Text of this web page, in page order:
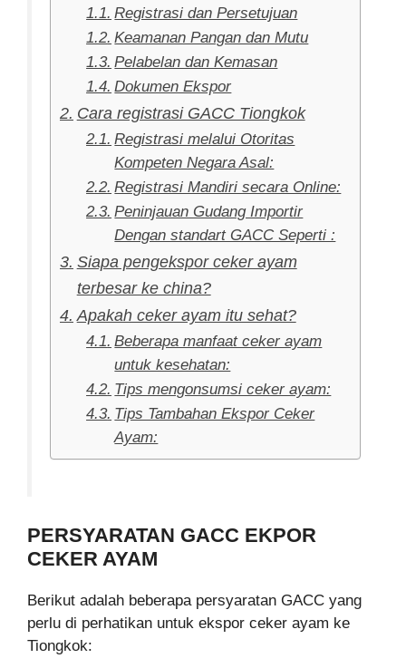
Registrasi dan Persetujuan
Keamanan Pangan dan Mutu
Pelabelan dan Kemasan
Dokumen Ekspor
Cara registrasi GACC Tiongkok
Registrasi melalui Otoritas
Kompeten Negara Asal:
Registrasi Mandiri secara Online:
Peninjauan Gudang Importir
Dengan standart GACC Seperti :
Siapa pengekspor ceker ayam
terbesar ke china?
Apakah ceker ayam itu sehat?
Beberapa manfaat ceker ayam
untuk kesehatan:
Tips mengonsumsi ceker ayam:
Tips Tambahan Ekspor Ceker
Ayam:
PERSYARATAN GACC EKPOR
CEKER AYAM
Berikut adalah beberapa persyaratan GACC yang
perlu di perhatikan untuk ekspor ceker ayam ke
Tiongkok: